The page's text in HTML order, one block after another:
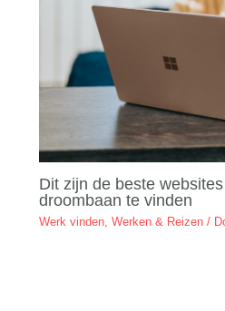
Dit zijn de beste
droombaan te vinden
Werk vinden, Werken & Reizen/